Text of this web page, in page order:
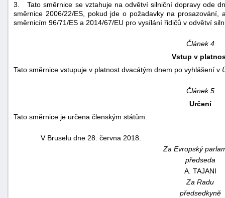
3. Tato směrnice se vztahuje na odvětví silniční dopravy ode
směrnice 2006/22/ES, pokud jde o požadavky na
směrnicím 96/71/ES a 2014/67/EU pro vysílání řidičů v odvětví
Článek 4
Vstup v
Tato směrnice vstupuje v platnost dvacátým dnem po vyhlášení v
Článek 5
Určení
Tato směrnice je určena členským státům.
V Bruselu dne 28. června 2018.
Za Evropský
předseda
A. TAJANI
Za Radu
předsedkyně